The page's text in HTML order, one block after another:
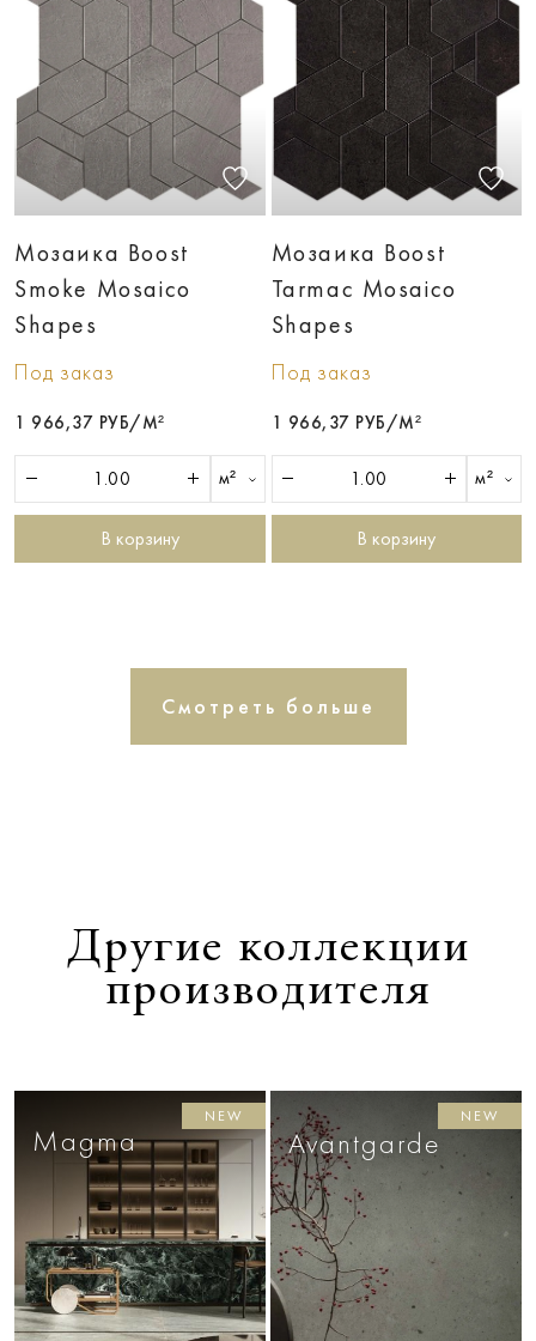
Мозаика Boost
Smoke Mosaico
Shapes
Под заказ
1 966,37 РУБ/М²
м²
В корзину
Мозаика Boost
Tarmac Mosaico
Shapes
Под заказ
1 966,37 РУБ/М²
м²
В корзину
Смотреть больше
Другие коллекции
производителя
Magma
NEW
Avantgarde
NEW